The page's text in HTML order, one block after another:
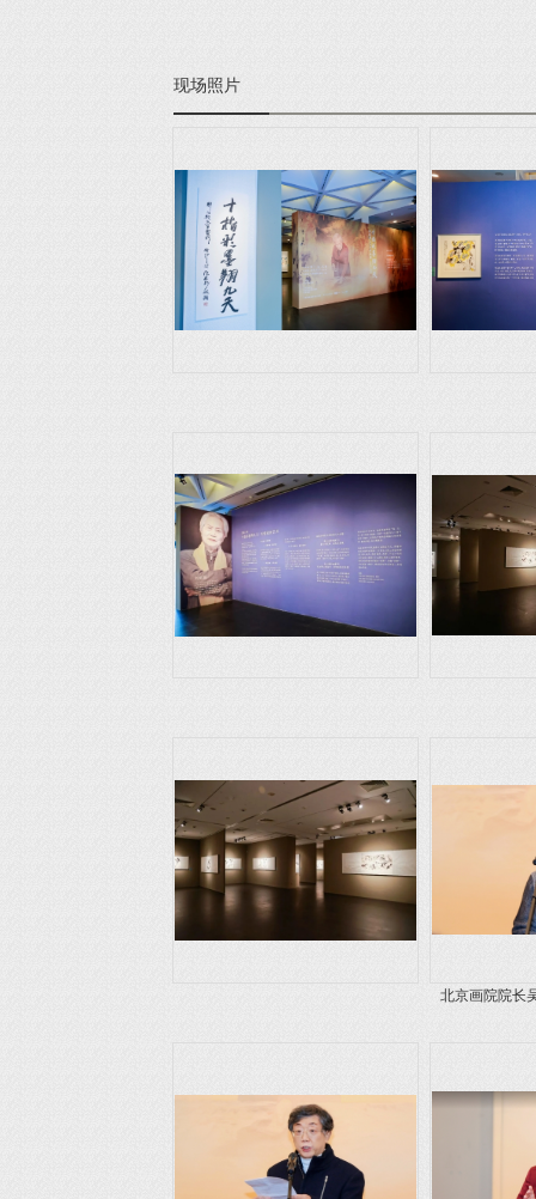
现场照片
北京画院院长